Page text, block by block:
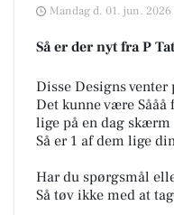
Mandag d. 01. jun.
Så er der nyt fra P
Disse Designs
Det kunne være Sååå
lige på en dag skærm
Så er 1 af dem lige
Har du spørgsmål
Så tøv ikke med at